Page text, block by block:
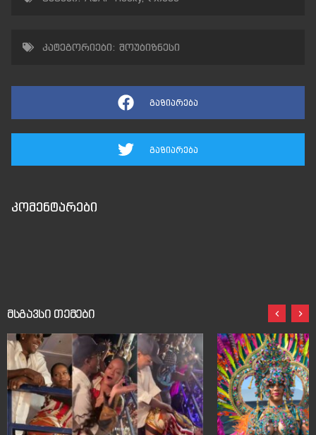
კატეგორიები: შოუბიზნესი
გაზიარება
გაზიარება
კომენტარები
მსგავსი თემები